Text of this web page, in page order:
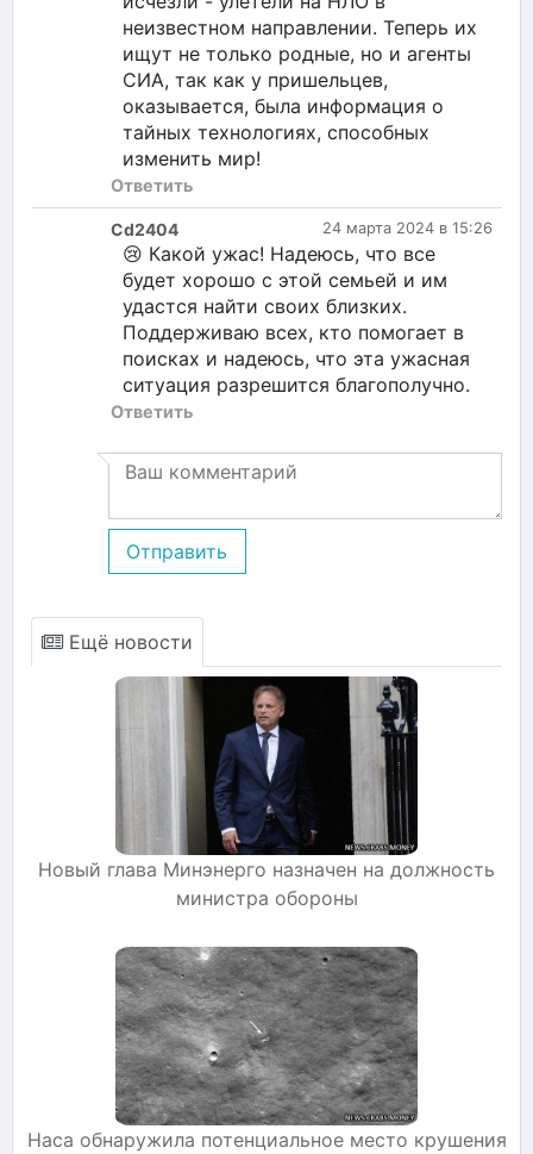
неизвестном направлении. Теперь их
ищут не только родные, но и агенты
СИА, так как у пришельцев,
оказывается, была информация о
тайных технологиях, способных
изменить мир!
Ответить
24 марта 2024 в 15:26
Cd2404
😢 Какой ужас! Надеюсь, что все
будет хорошо с этой семьей и им
удастся найти своих близких.
Поддерживаю всех, кто помогает в
поисках и надеюсь, что эта ужасная
ситуация разрешится благополучно.
Ответить
Отправить
Ещё новости
Новый глава Минэнерго назначен на должность
министра обороны
Наса обнаружила потенциальное место крушения